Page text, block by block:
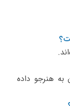
هنرجو داده